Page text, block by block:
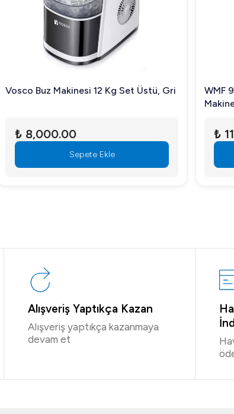
Vosco Buz Makinesi 12 Kg Set Üstü, Gri
₺ 8,000.00
Sepete Ekle
WMF
₺
Alışveriş Yaptıkça Kazan
Alışveriş yaptıkça kazanmaya
devam et